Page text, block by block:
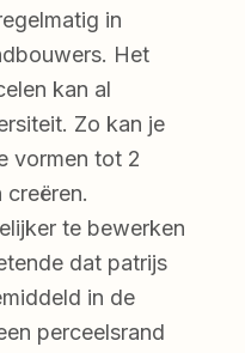
in
Het
kan al
Zo kan je
vormen tot 2
creëren.
te bewerken
dat patrijs
in de
perceelsrand